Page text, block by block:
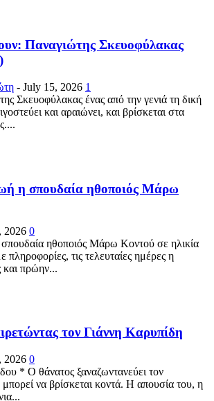
Παναγιώτης Σκευοφύλακας
- July 15, 2026 1
Σκευοφύλακας ένας από την γενιά τη δική
και αραιώνει, και βρίσκεται στα
η σπουδαία ηθοποιός Μάρω
2026 0
ηθοποιός Μάρω Κοντού σε ηλικία
τις τελευταίες ημέρες η
και πρώην...
τον Γιάννη Καρυπίδη
2026 0
* Ο θάνατος ξαναζωντανεύει τον
να βρίσκεται κοντά. Η απουσία του, η